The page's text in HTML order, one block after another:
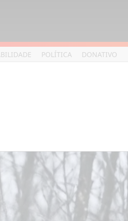
POLÍTICA DONATIVO